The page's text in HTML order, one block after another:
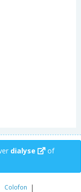
dialyse
of
Colofon